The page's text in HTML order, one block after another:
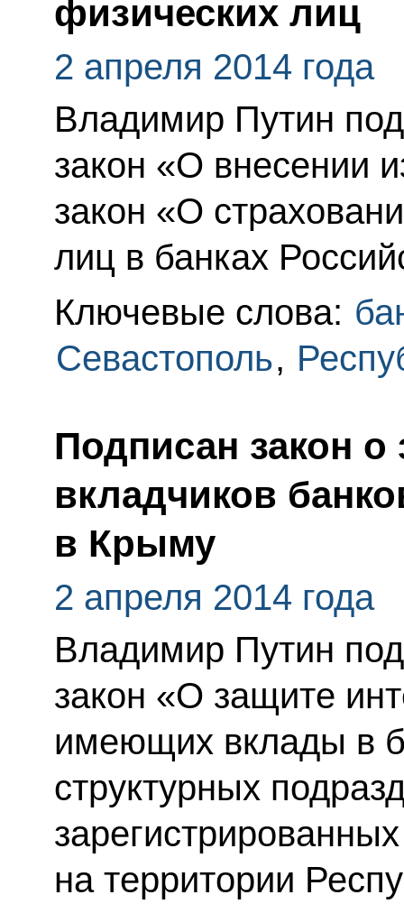
физических лиц
2 апреля 2014 года
Владимир Путин
закон «О внесении
закон «О
лиц в банках
Ключевые слова:
Севастополь,
Подписан закон о
вкладчиков
в Крыму
2 апреля 2014 года
Владимир Путин
закон «О защите
имеющих вклады в
структурных
на территории